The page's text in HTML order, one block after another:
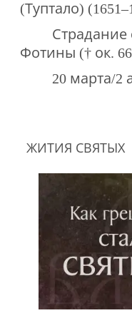
(Туптало)
Фотины († ок.
20 марта/2
ЖИТИЯ СВЯТЫХ